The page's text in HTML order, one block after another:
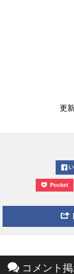
更
Pocket
コメント